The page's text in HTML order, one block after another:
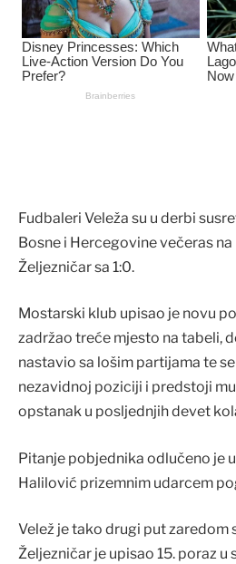
Fudbaleri Veleža su u derbi
Bosne i Hercegovine večeras
Željezničar sa 1:0.
Mostarski klub upisao je novu
zadržao treće mjesto na tabeli,
nastavio sa lošim partijama te
nezavidnoj poziciji i predstoji
opstanak u posljednjih devet
Pitanje pobjednika odlučeno je
Halilović prizemnim udarcem
Velež je tako drugi put zaredom
Željezničar je upisao 15. poraz u